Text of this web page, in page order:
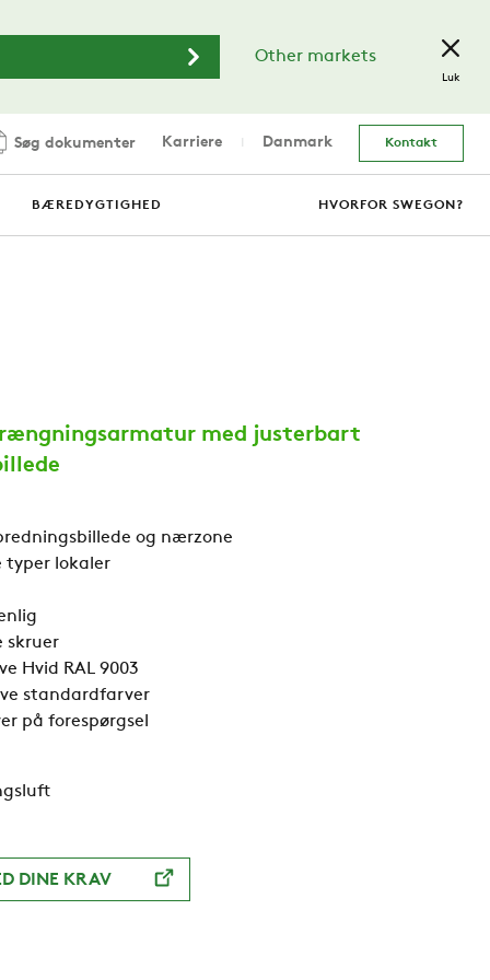
Other markets
Luk
Søg dokumenter Karriere Danmark Kontakt
BÆREDYGTIGHED HVORFOR SWEGON?
med justerbart
og nærzone
typer lokaler
skruer
Hvid RAL 9003
standardfarver
på forespørgsel
DINE KRAV